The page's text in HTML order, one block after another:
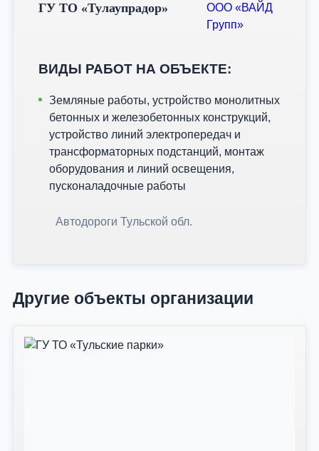
ГУ ТО «Тулаупрадор»
ООО «ВАЙД
Групп»
ВИДЫ РАБОТ НА ОБЪЕКТЕ:
Земляные работы, устройство монолитных
бетонных и железобетонных конструкций,
устройство линий электропередач и
трансформаторных подстанций, монтаж
оборудования и линий освещения,
пусконаладочные работы
Автодороги Тульской обл.
Другие объекты организации